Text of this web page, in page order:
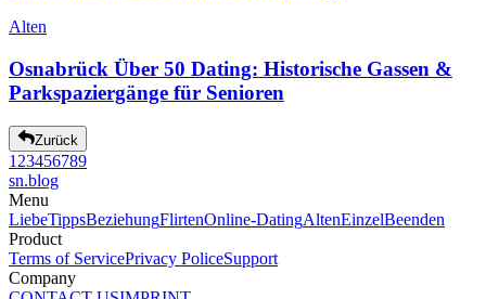
Alten
Osnabrück Über 50 Dating: Historische Gassen &
Parkspaziergänge für Senioren
Zurück
1 23456789
sn.blog
Menu
LiebeTippsBeziehungFlirtenOnline-DatingAltenEinzelBeenden
Product
Terms of ServicePrivacy PoliceSupport
Company